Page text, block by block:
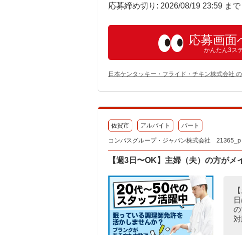
応募締め切り: 2026/08/19 23:59 まで
応募画面
かんたん3ス
日本ケンタッキー・フライド・チキン株式会社
佐賀市 アルバイト パート
コンパスグループ・ジャパン株式会社 21365_p
【週3日〜OK】主婦（夫）の方がメ